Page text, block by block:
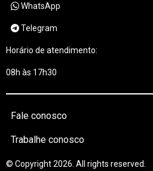
WhatsApp
Telegram
Horário de atendimento:
08h às 17h30
Fale conosco
Trabalhe conosco
© Copyright 2026. All rights reserved.